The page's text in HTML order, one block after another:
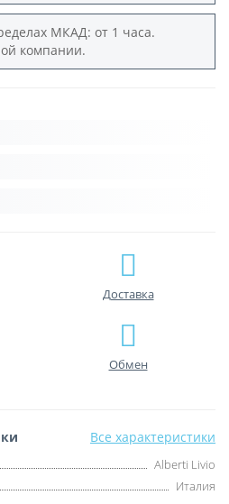
МКАД: от 1 часа.
компании.
Доставка
Обмен
Все характеристики
Alberti Livio
Италия